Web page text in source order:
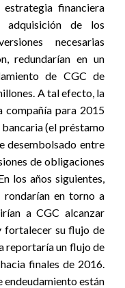
financiera
adquisición de los
necesarias
redundarían en un
de CGC de
A tal efecto, la
compañía para 2015
(el préstamo
desembolsado entre
de obligaciones
los años siguientes,
rondarían en torno a
a CGC alcanzar
fortalecer su flujo de
reportaría un flujo de
finales de 2016.
endeudamiento están